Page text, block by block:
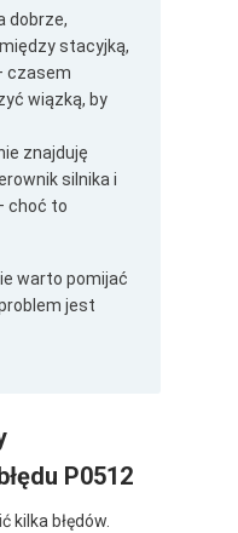
dobrze,
stacyjką,
czasem
wiązką, by
znajduję
silnika i
choć to
warto pomijać
jest
P0512
kilka błędów.